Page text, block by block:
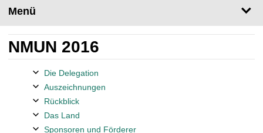
m
t
a
u
f
Menü
NMUN 2016
Die Delegation
Auszeichnungen
Rückblick
Das Land
Sponsoren und Förderer